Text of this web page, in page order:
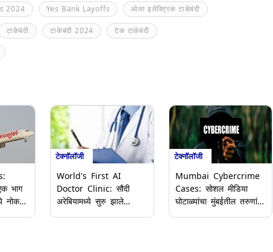
2024 Yes Bank Layoffs ओला इलेक्ट्रिक टाळेबंदी
टाकेबंदी टाकेबंदी 2024 टेक टाळेबंदी
भाग
नोकर
टेक्नॉलॉजी
World's First AI
Doctor Clinic: सौदी
अरेबियामध्ये सुरु झाले
टेक्नॉलॉजी
Mumbai Cybercrime
Cases: सोशल मीडिया
घोटाळ्यांचा मुंबईतील तरुणांना